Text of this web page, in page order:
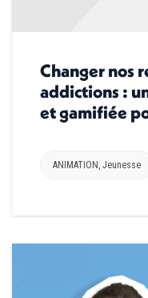
Changer nos
addictions :
et gamifiée
ANIMATION Jeunesse